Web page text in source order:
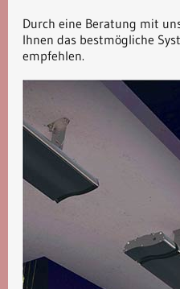
Durch eine Beratung mit
Ihnen das bestmögliche
empfehlen.